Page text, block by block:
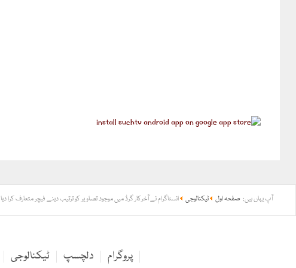
آپ یہاں ہیں: صفحہ اول ٹیکنالوجی انسٹاگرام نے آخرکار گرڈ میں موجود تصاویر کو ترتیب دینے فیچر متعارف کرا دیا
ٹیکنالوجی دلچسپ پروگرام